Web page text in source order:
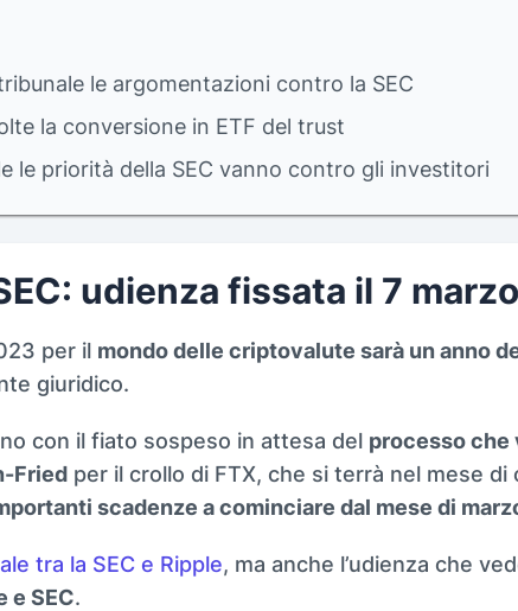
le argomentazioni contro la SEC
la conversione in ETF del trust
le priorità della SEC vanno contro gli investitori
udienza fissata il 7 marzo
per il mondo delle criptovalute sarà un anno
giuridico.
con il fiato sospeso in attesa del processo che
Fried per il crollo di FTX, che si terrà nel mese di
scadenze a cominciare dal mese di
tra la SEC e Ripple, ma anche l’udienza che
e SEC.